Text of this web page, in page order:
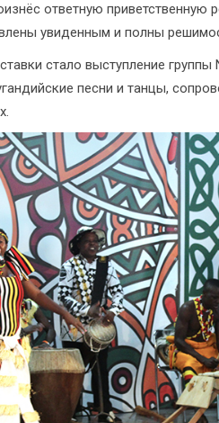
ответную приветственную
увиденным и полны
стало выступление группы
песни и танцы,